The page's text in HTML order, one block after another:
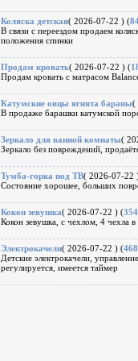
Коляска детская( 2026-07-22 ) (
В связи с переездом продаем
положения спинки
Продам кровать( 2026-07-22 ) (
Продам кровать с матрасом
Катумские овцы ягнята бараны(
В продаже барашки катумской
Зеркало для ванной комнаты(
Зеркало без повреждений,
Тумба-горка под ТВ( 2026-07-22
Состояние хорошее, больших
Кокон зевушка( 2026-07-22 ) (354
Кокон зевушка, с чехлом, 4 чехла
Электрокачели( 2026-07-22 ) (468
Детские электрокачели,
регулируется, имеется таймер